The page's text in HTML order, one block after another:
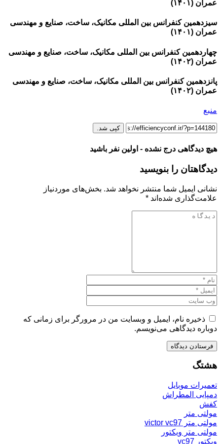
عمران (۱۴۰۱)
سیزدهمین کنفرانس بین المللی مکانیک، ساخت، صنایع و مهندسی
عمران (۱۴۰۱)
چهاردهمین کنفرانس بین المللی مکانیک، ساخت، صنایع و مهندسی
عمران (۱۴۰۲)
پانزدهمین کنفرانس بین المللی مکانیک، ساخت، صنایع و مهندسی
عمران (۱۴۰۲)
منبع
کپی شد.
هیچ دیدگاهی درج نشده - اولین نفر باشید
دیدگاهتان را بنویسید
نشانی ایمیل شما منتشر نخواهد شد. بخش‌های موردنیاز
علامت‌گذاری شده‌اند *
ذخیره نام، ایمیل و وبسایت من در مرورگر برای زمانی که
دوباره دیدگاهی می‌نویسم.
هشتگ
تعمیرات موبایل
دمپایی المطراش
کفش
مولتی متر
مولتی متر victor vc97
مولتی متر ویکتور
ویکتور vc97